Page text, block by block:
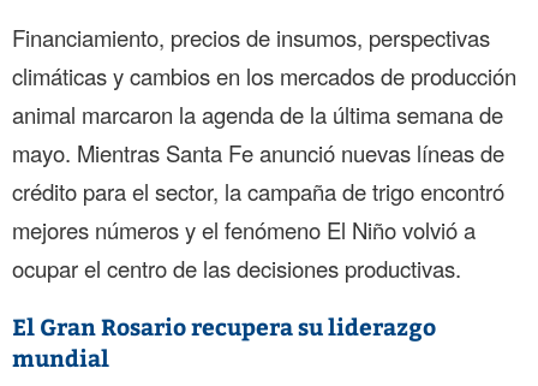
Financiamiento, precios de insumos, perspectivas
climáticas y cambios en los mercados de producción
animal marcaron la agenda de la última semana de
mayo. Mientras Santa Fe anunció nuevas líneas de
crédito para el sector, la campaña de trigo encontró
mejores números y el fenómeno El Niño volvió a
ocupar el centro de las decisiones productivas.
El Gran Rosario recupera su liderazgo
mundial